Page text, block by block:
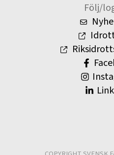
Följ/